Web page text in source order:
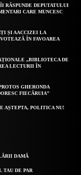
RĂSPUNDE DEPUTATULUI
CARE MUNCESC
ȘI AACCIZEI LA
ÎN FAVOAREA
„BIBLIOTECA DE
LECTURII ÎN
GHERONDA
FIECĂRUIA”
AȘTEPTA, POLITICA NU!
DAMĂ
TAU DE PAR